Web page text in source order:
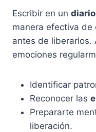
Escribir en un
manera efectiva de
antes de liberarlos.
emociones
Identificar
Reconocer las
Prepararte
liberación.